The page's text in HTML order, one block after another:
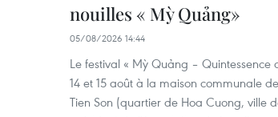
nouilles « Mỳ Quảng»
05/08/2026 14:44
Le festival « Mỳ Quảng –
14 et 15 août à la maison communale
Tien Son (quartier de Hoa Cuong, ville